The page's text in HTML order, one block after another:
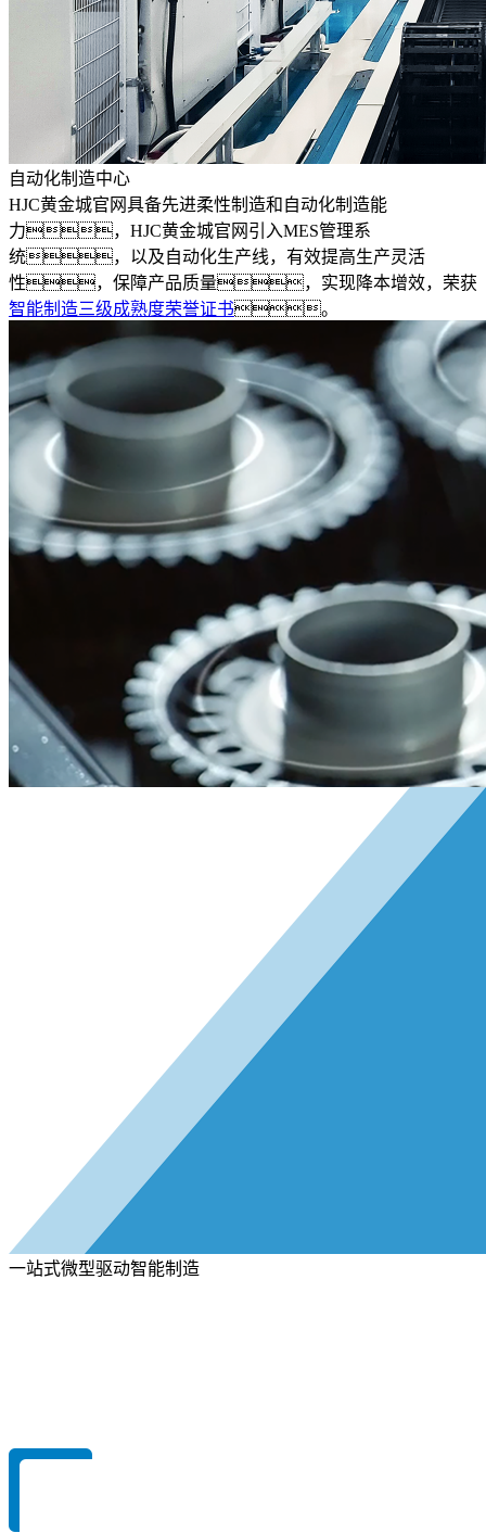
自动化制造中心
HJC黄金城官网具备先进柔性制造和自动化制造能
力，HJC黄金城官网引入MES管理系
统，以及自动化生产线，有效提高生产灵活
性，保障产品质量，实现降本增效，荣获
智能制造三级成熟度荣誉证书。
一站式微型驱动智能制造